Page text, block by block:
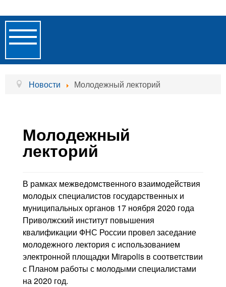
Toggle
Navigation
Главная
Образовательные услуги
Контакты
Блог
Новости Молодежный лекторий
Молодежный
лекторий
В рамках межведомственного взаимодействия
молодых специалистов государственных и
муниципальных органов 17 ноября 2020 года
Приволжский институт повышения
квалификации ФНС России провел заседание
молодежного лектория с использованием
электронной площадки Mirapolis в соответствии
с Планом работы с молодыми специалистами
на 2020 год.